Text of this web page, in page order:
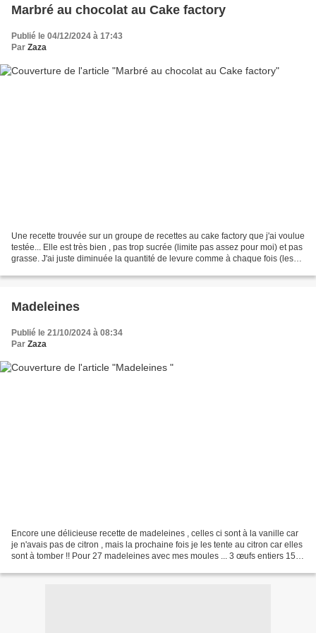
Marbré au chocolat au Cake factory
Publié le 04/12/2024 à 17:43
Par Zaza
Une recette trouvée sur un groupe de recettes au cake factory que j'ai voulue
testée... Elle est très bien , pas trop sucrée (limite pas assez pour moi) et pas
grasse. J'ai juste diminuée la quantité de levure comme à chaque fois (les
Madeleines
Publié le 21/10/2024 à 08:34
Par Zaza
Encore une délicieuse recette de madeleines , celles ci sont à la vanille car
je n'avais pas de citron , mais la prochaine fois je les tente au citron car elles
sont à tomber !! Pour 27 madeleines avec mes moules ... 3 œufs entiers 150